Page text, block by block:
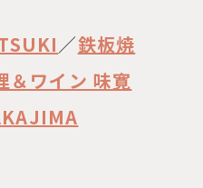
／鉄板焼
＆ワイン 味寛